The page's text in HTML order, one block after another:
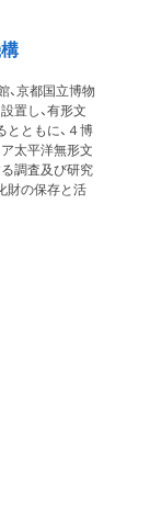
、京都国立博物
置し、有形文
ともに、４博
太平洋無形文
調査及び研究
財の保存と活